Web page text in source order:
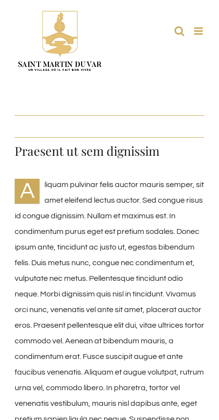
Praesent ut sem dignissim
A
liquam pulvinar felis auctor mauris semper, sit
amet eleifend lectus auctor. Sed congue risus
id congue dignissim. Nullam et maximus est. In
condimentum purus eget est pretium sodales. Donec
ipsum ante, tincidunt ac justo ut, egestas bibendum
felis. Duis metus nunc, congue nec condimentum et,
vulputate nec metus. Pellentesque tincidunt odio
neque. Morbi dignissim quis nisl in tincidunt. Vivamus
orci nunc, venenatis vel ante sit amet, placerat auctor
eros. Praesent pellentesque elit dui, vitae ultrices tortor
commodo vel. Aenean at bibendum mauris, a
condimentum erat. Fusce suscipit augue et ante
faucibus venenatis. Aliquam et augue volutpat, rutrum
urna vel, commodo libero. In pharetra, tortor vel
venenatis vestibulum, mauris nisl dapibus ante, eget